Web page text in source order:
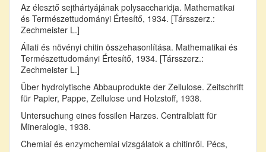
Az élesztő sejthártyájának polysaccharidja. Mathematikai
és Természettudományi Értesítő, 1934. [Társszerz.:
Zechmeister L.]
Állati és növényi chitin összehasonlítása. Mathematikai és
Természettudományi Értesítő, 1934. [Társszerz.:
Zechmeister L.]
Über hydrolytische Abbauprodukte der Zellulose. Zeitschrift
für Papier, Pappe, Zellulose und Holzstoff, 1938.
Untersuchung eines fossilen Harzes. Centralblatt für
Mineralogie, 1938.
Chemiai és enzymchemiai vizsgálatok a chitinről. Pécs,